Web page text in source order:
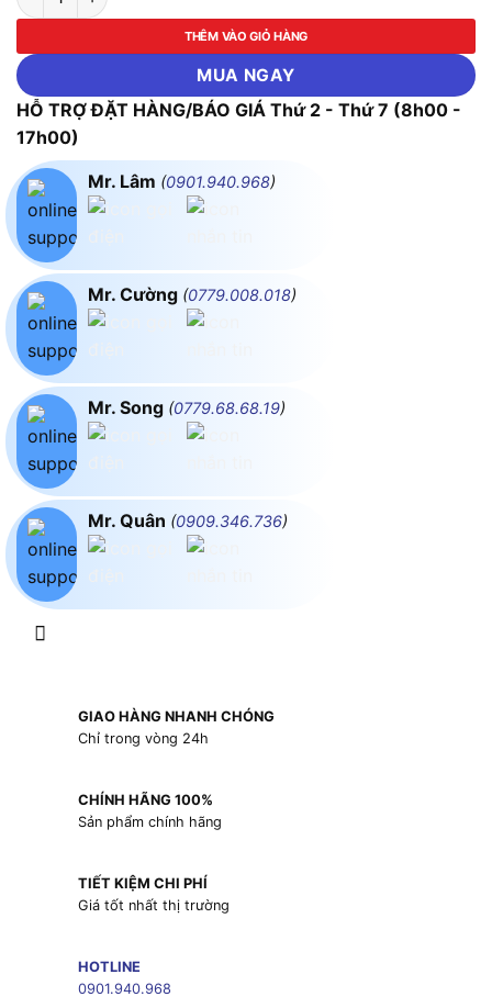
THÊM VÀO GIỎ HÀNG
MUA NGAY
HỖ TRỢ ĐẶT HÀNG/BÁO GIÁ Thứ 2 - Thứ 7 (8h00 -
17h00)
Mr. Lâm (0901.940.968)
Mr. Cường (0779.008.018)
Mr. Song (0779.68.68.19)
Mr. Quân (0909.346.736)
GIAO HÀNG NHANH CHÓNG
Chỉ trong vòng 24h
CHÍNH HÃNG 100%
Sản phẩm chính hãng
TIẾT KIỆM CHI PHÍ
Giá tốt nhất thị trường
HOTLINE
0901.940.968